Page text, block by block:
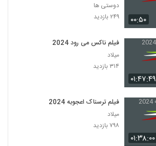
۰۰:۵۰
دوستی ها
۲۴۹ بازدید
۰۱:۴۷:۴۹
فیلم ناکس می رود 2024
میلاد
۳۱۴ بازدید
۰۱:۳۸:۰۰
فیلم ترسناک اعجوبه 2024
میلاد
۷۹۸ بازدید